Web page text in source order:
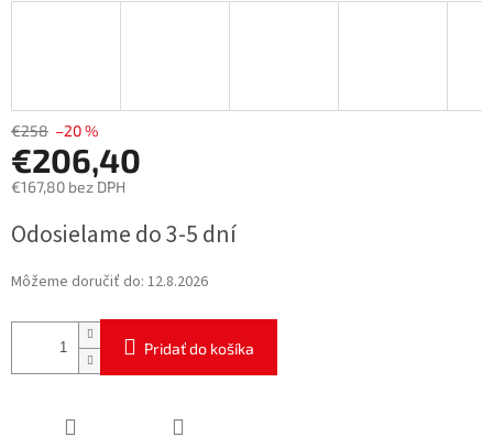
€258 –20 %
€206,40
€167,80 bez DPH
cena:
Odosielame do 3-5 dní
Môžeme doručiť do: 12.8.2026
Pridať do košíka